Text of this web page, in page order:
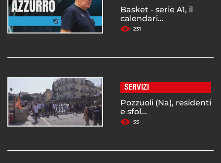
Basket - serie A1, il
calendari...
231
SERVIZI
Pozzuoli (Na), residenti
e sfol...
55